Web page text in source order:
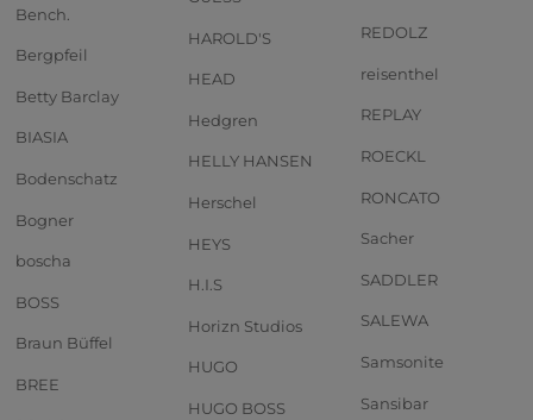
Bench.
Bergpfeil
Betty Barclay
BIASIA
Bodenschatz
Bogner
boscha
BOSS
Braun Büffel
BREE
HAROLD'S
HEAD
Hedgren
HELLY HANSEN
Herschel
HEYS
H.I.S
Horizn Studios
HUGO
HUGO BOSS
REDOLZ
reisenthel
REPLAY
ROECKL
RONCATO
Sacher
SADDLER
SALEWA
Samsonite
Sansibar